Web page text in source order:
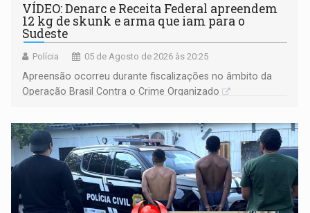
VÍDEO: Denarc e Receita Federal apreendem
12 kg de skunk e arma que iam para o
Sudeste
Polícia 05 de Agosto de 2026 às 20:25
Apreensão ocorreu durante fiscalizações no âmbito da
Operação Brasil Contra o Crime Organizado